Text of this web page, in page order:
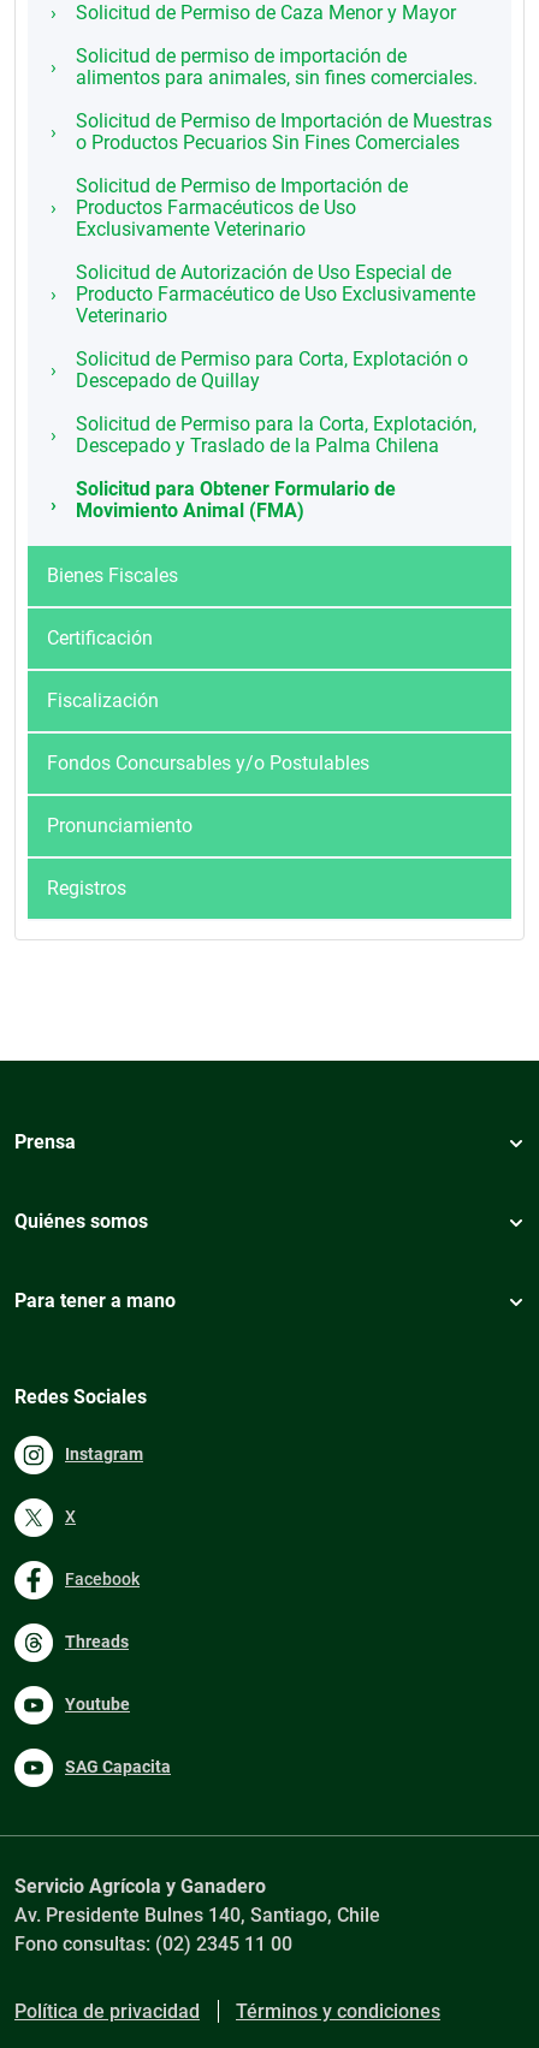
Solicitud de Permiso de Caza Menor y Mayor
Solicitud de permiso de importación de
alimentos para animales, sin fines comerciales.
Solicitud de Permiso de Importación de Muestras
o Productos Pecuarios Sin Fines Comerciales
Solicitud de Permiso de Importación de
Productos Farmacéuticos de Uso
Exclusivamente Veterinario
Solicitud de Autorización de Uso Especial de
Producto Farmacéutico de Uso Exclusivamente
Veterinario
Solicitud de Permiso para Corta, Explotación o
Descepado de Quillay
Solicitud de Permiso para la Corta, Explotación,
Descepado y Traslado de la Palma Chilena
Solicitud para Obtener Formulario de
Movimiento Animal (FMA)
Bienes Fiscales
Certificación
Fiscalización
Fondos Concursables y/o Postulables
Pronunciamiento
Registros
Prensa
Quiénes somos
Para tener a mano
Redes Sociales
Instagram
X
Facebook
Threads
Youtube
SAG Capacita
Servicio Agrícola y Ganadero
Av. Presidente Bulnes 140, Santiago, Chile
Fono consultas: (02) 2345 11 00
Política de privacidad Términos y condiciones